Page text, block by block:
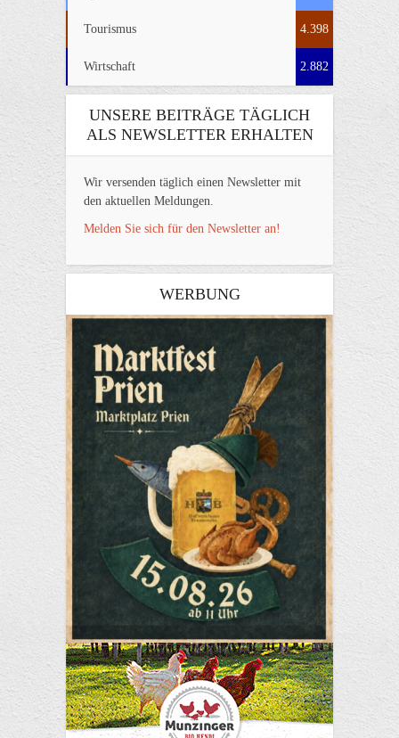
Tourismus 4.398
Wirtschaft 2.882
UNSERE BEITRÄGE TÄGLICH
ALS NEWSLETTER ERHALTEN
Wir versenden täglich einen Newsletter mit
den aktuellen Meldungen.
Melden Sie sich für den Newsletter an!
WERBUNG